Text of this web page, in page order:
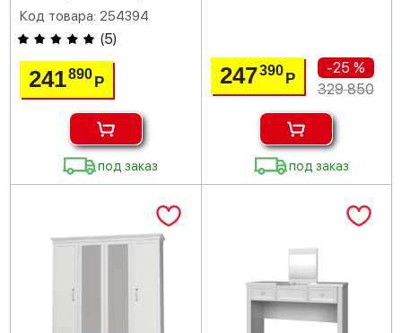
Код товара: 254394
(5)
241890Р
под заказ
247390 Р
-25 %
329 850
под заказ